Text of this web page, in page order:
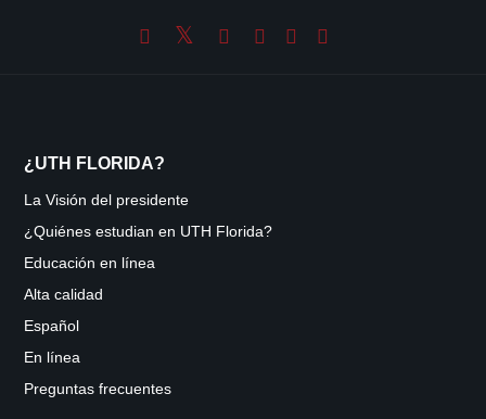
¿UTH FLORIDA?
La Visión del presidente
¿Quiénes estudian en UTH Florida?
Educación en línea
Alta calidad
Español
En línea
Preguntas frecuentes